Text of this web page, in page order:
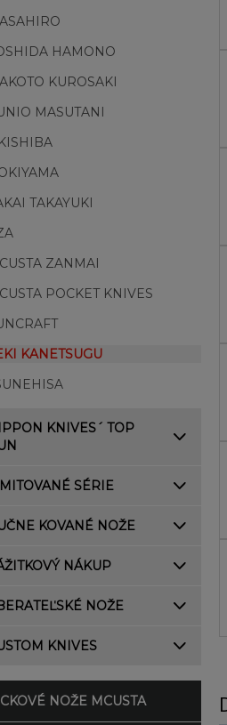
HAMONO
KUROSAKI
MASUTANI
TAKAYUKI
ZANMAI
POCKET KNIVES
KANETSUGU
KNIVES´ TOP
SÉRIE
KOVANÉ NOŽE
NÁKUP
NOŽE
KNIVES
NOŽE MCUSTA